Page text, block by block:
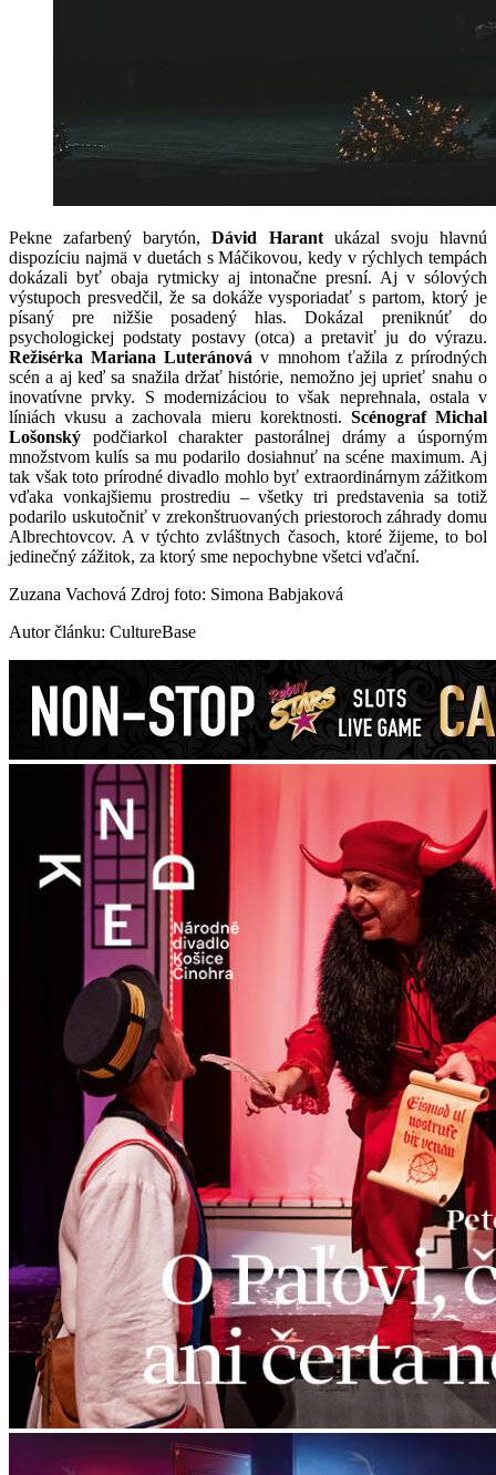
Pekne zafarbený barytón,Dávid Harantukázal svoju hlavnú
dispozíciu najmä v duetách s Máčikovou, kedy v rýchlych tempách
dokázali byť obaja rytmicky aj intonačne presní. Aj v sólových
výstupoch presvedčil, že sa dokáže vysporiadať s partom, ktorý je
písaný pre nižšie posadený hlas. Dokázal preniknúť do
psychologickej podstaty postavy (otca) a pretaviť ju do výrazu.
Režisérka Mariana Luteránová v mnohom ťažila z prírodných
scén a aj keď sa snažila držať histórie, nemožno jej uprieť snahu o
inovatívne prvky. S modernizáciou to však neprehnala, ostala v
líniách vkusu a zachovala mieru korektnosti. Scénograf Michal
Lošonský podčiarkol charakter pastorálnej drámy a úsporným
množstvom kulís sa mu podarilo dosiahnuť na scéne maximum. Aj
tak však toto prírodné divadlo mohlo byť extraordinárnym zážitkom
vďaka vonkajšiemu prostrediu – všetky tri predstavenia sa totiž
podarilo uskutočniť v zrekonštruovaných priestoroch záhrady domu
Albrechtovcov. A v týchto zvláštnych časoch, ktoré žijeme, to bol
jedinečný zážitok, za ktorý sme nepochybne všetci vďační.
Zuzana Vachová Zdroj foto: Simona Babjaková
Autor článku: CultureBase